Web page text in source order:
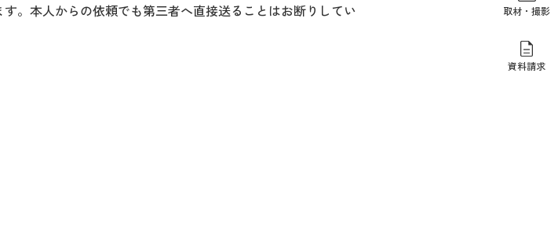
取材・撮影
資料請求
。本人からの依頼でも第三者へ直接送ることはお断りしてい